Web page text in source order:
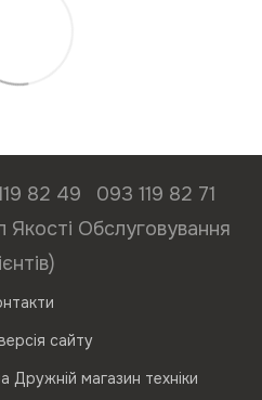
82 49
093 119 82 71
Обслуговування
сайту
магазин техніки